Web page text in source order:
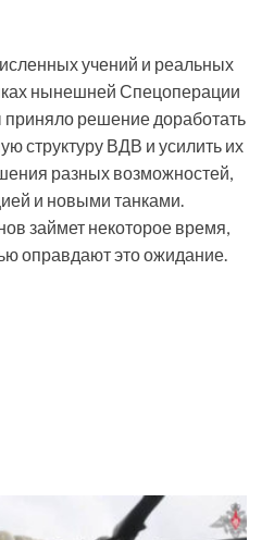
учений и реальных
нынешней Спецоперации
решение доработать
структуру ВДВ и усилить их
разных возможностей,
и новыми танками.
займет некоторое время,
оправдают это ожидание.